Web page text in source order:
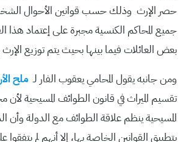
حصر الإرث وذلك حسب قوانين الأحوال
جميع المحاكم الكنسية مجبرة على إعتماد هذا
بعض العائلات فيما بينها بحيث يتم توزيع
ومن جانبه يقول المحامي يعقوب الفار لـ ملح
تقسيم الميراث في قانون الطوائف المسيحية
المسيحية ينظم علاقة الطوائف مع الدولة وأن
بتطبيق القوانين الخاصة بها، إلا أنهم لم